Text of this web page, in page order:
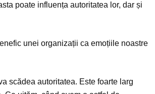
poate influența autoritatea lor, dar și
unei organizații ca emoțiile noastre
scădea autoritatea. Este foarte larg